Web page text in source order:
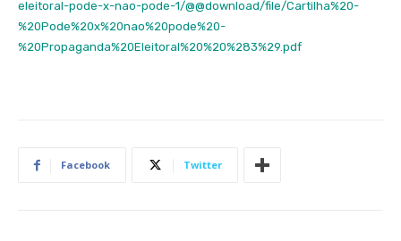
eleitoral-pode-x-nao-pode-1/@@download/file/Cartilha%20-
%20Pode%20x%20nao%20pode%20-
%20Propaganda%20Eleitoral%20%20%283%29.pdf
Facebook Twitter